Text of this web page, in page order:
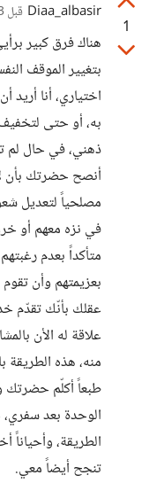
1
Diaa_albasir قبل 3 سنوات
هناك فرق كبير
بتغيير الموقف
اختياري، أنا أريد
به، أو حتى
ذهني، في حال لم
أنصح حضرتك بأن
مصلحياً لتعديل
في نزه معهم أو
متأكداً بعدم
بعزيمتهم وأن
عقلك بأنّك تقدّم
علاقة له الأن
منه، هذه الطريقة
طبعاً أكلّم حضرتك
الوحدة بعد
الطريقة،
تنجح أيضاً معي.